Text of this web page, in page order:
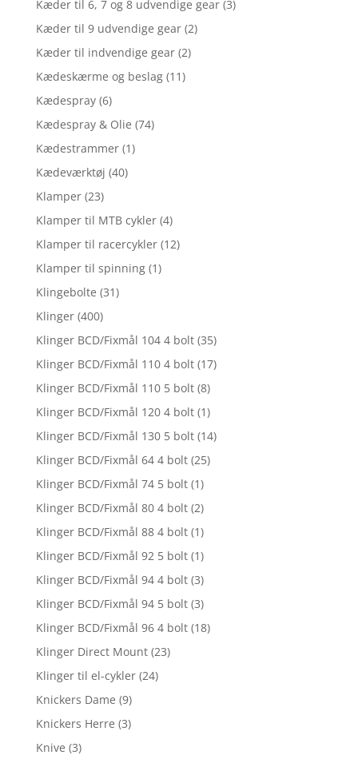
Kæder til 6, 7 og 8 udvendige gear (3)
Kæder til 9 udvendige gear (2)
Kæder til indvendige gear (2)
Kædeskærme og beslag (11)
Kædespray (6)
Kædespray & Olie (74)
Kædestrammer (1)
Kædeværktøj (40)
Klamper (23)
Klamper til MTB cykler (4)
Klamper til racercykler (12)
Klamper til spinning (1)
Klingebolte (31)
Klinger (400)
Klinger BCD/Fixmål 104 4 bolt (35)
Klinger BCD/Fixmål 110 4 bolt (17)
Klinger BCD/Fixmål 110 5 bolt (8)
Klinger BCD/Fixmål 120 4 bolt (1)
Klinger BCD/Fixmål 130 5 bolt (14)
Klinger BCD/Fixmål 64 4 bolt (25)
Klinger BCD/Fixmål 74 5 bolt (1)
Klinger BCD/Fixmål 80 4 bolt (2)
Klinger BCD/Fixmål 88 4 bolt (1)
Klinger BCD/Fixmål 92 5 bolt (1)
Klinger BCD/Fixmål 94 4 bolt (3)
Klinger BCD/Fixmål 94 5 bolt (3)
Klinger BCD/Fixmål 96 4 bolt (18)
Klinger Direct Mount (23)
Klinger til el-cykler (24)
Knickers Dame (9)
Knickers Herre (3)
Knive (3)